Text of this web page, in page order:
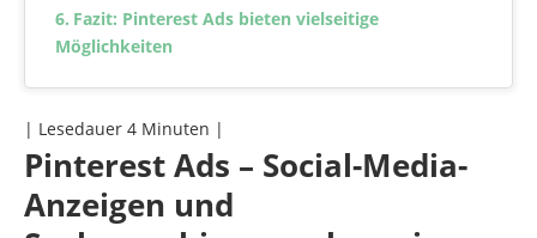
Fazit: Pinterest Ads bieten vielseitige
Möglichkeiten
| Lesedauer 4 Minuten |
Pinterest Ads – Social-Media-
Anzeigen und